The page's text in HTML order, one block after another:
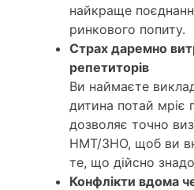
найкраще
ринкового попиту.
Страх даремно
репетиторів
Ви наймаєте
дитина потай мріє
дозволяє точно
НМТ/ЗНО, щоб ви
те, що дійсно
Конфлікти вдома